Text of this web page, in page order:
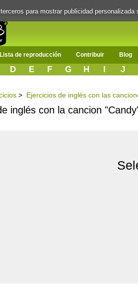
Lista de reproducción Contribuir Blog
D E F G H I J
> Ejercicios de inglés con las
inglés con la cancion
para mostrar publicidad